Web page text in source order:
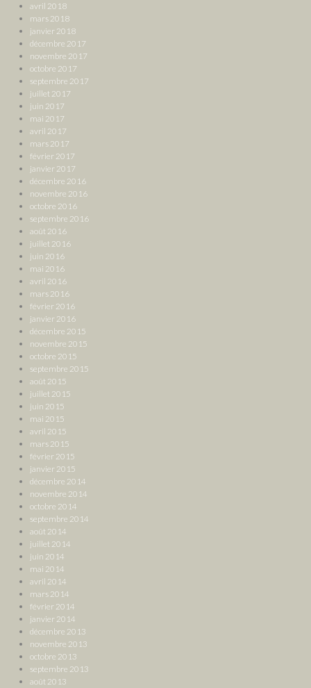
avril 2018
mars 2018
janvier 2018
décembre 2017
novembre 2017
octobre 2017
septembre 2017
juillet 2017
juin 2017
mai 2017
avril 2017
mars 2017
février 2017
janvier 2017
décembre 2016
novembre 2016
octobre 2016
septembre 2016
août 2016
juillet 2016
juin 2016
mai 2016
avril 2016
mars 2016
février 2016
janvier 2016
décembre 2015
novembre 2015
octobre 2015
septembre 2015
août 2015
juillet 2015
juin 2015
mai 2015
avril 2015
mars 2015
février 2015
janvier 2015
décembre 2014
novembre 2014
octobre 2014
septembre 2014
août 2014
juillet 2014
juin 2014
mai 2014
avril 2014
mars 2014
février 2014
janvier 2014
décembre 2013
novembre 2013
octobre 2013
septembre 2013
août 2013